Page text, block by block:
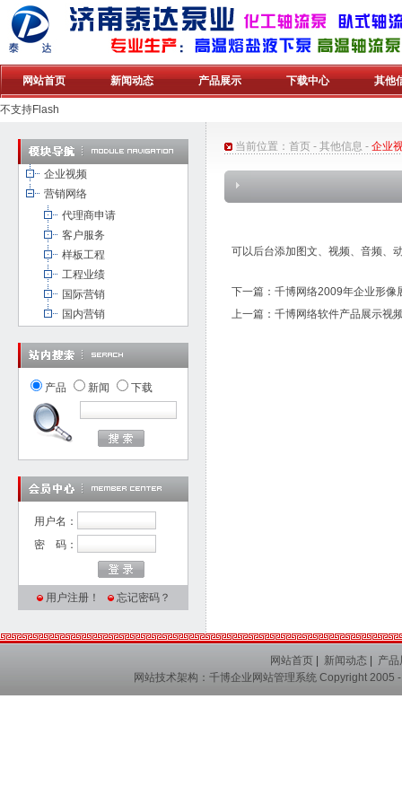
网站首页 新闻动态 产品展示 下载中心 其他
不支持Flash
企业视频
营销网络
代理商申请
客户服务
样板工程
工程业绩
国际营销
国内营销
产品 新闻 下载
用户名：
密 码：
用户注册！ 忘记密码？
当前位置： 首页 - 其他信息 - 企业
可以后台添加图文、视频、音频、
下一篇： 千博网络2009年企业形像
上一篇： 千博网络软件产品展示视
网站首页| 新闻动态
产品
网站技术架构： 千博企业网站管理系统 Copyright 2005